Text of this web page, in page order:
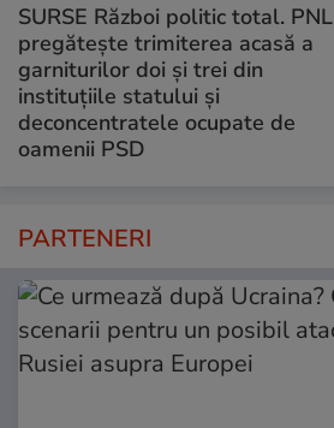
SURSE Război politic total. PNL
pregătește trimiterea acasă a
garniturilor doi și trei din
instituțiile statului și
deconcentratele ocupate de
oamenii PSD
PARTENERI